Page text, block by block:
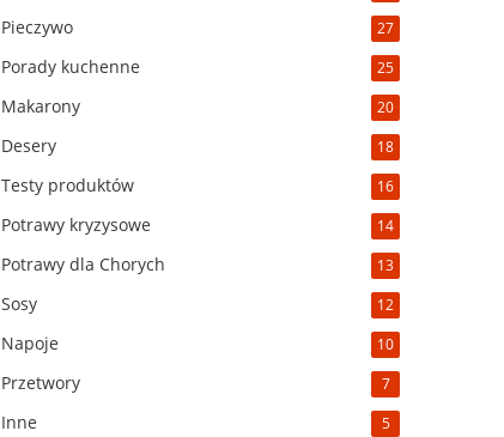
Pieczywo 27
Porady kuchenne 25
Makarony 20
Desery 18
Testy produktów 16
Potrawy kryzysowe 14
Potrawy dla Chorych 13
Sosy 12
Napoje 10
Przetwory 7
Inne 5